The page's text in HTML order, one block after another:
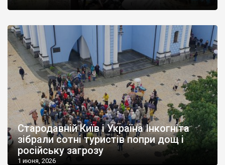
Стародавній Київ і Україна Інкогніта
зібрали сотні туристів попри дощ і
російську загрозу
1 июня, 2026